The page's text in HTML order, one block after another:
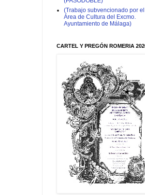
(Trabajo subvencionado por el
Área de Cultura del Excmo.
Ayuntamiento de Málaga)
CARTEL Y PREGÓN ROMERIA